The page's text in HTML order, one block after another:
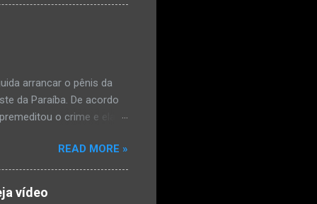
e vaginal. Os pais
de mal-estar. Segundo
na segunda-feira pela
arrancar o pênis da
da Paraíba. De acordo
o crime e ela
também escreveu uma
o filho mais velho, fruto
família. Ela já havia
READ MORE »
vídeo